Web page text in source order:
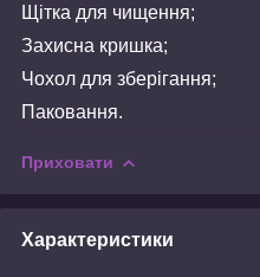
Щітка для чищення;
Захисна кришка;
Чохол для зберігання;
Паковання.
Приховати
Характеристики